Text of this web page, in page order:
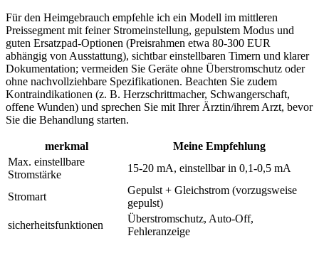
Für den ​Heimgebrauch ‌empfehle ich ⁣ein Modell im mittleren
‌Preissegment ⁤mit feiner Stromeinstellung, gepulstem Modus ‌und
guten Ersatzpad‑Optionen (Preisrahmen ⁣etwa 80-300 EUR
abhängig von Ausstattung), sichtbar einstellbaren‌ Timern und klarer
Dokumentation; ​vermeiden ‍Sie Geräte ‌ohne Überstromschutz oder
ohne‌ nachvollziehbare Spezifikationen. Beachten Sie zudem
⁣Kontraindikationen (z.‍ B. Herzschrittmacher, Schwangerschaft,
offene Wunden) und sprechen‌ Sie mit Ihrer Ärztin/ihrem Arzt, bevor
Sie die‌ Behandlung starten.⁣
merkmal
Meine ​Empfehlung
Max.⁢ einstellbare⁤
Stromstärke
15-20 mA, ⁣einstellbar in 0,1-0,5 mA
Stromart
Gepulst ⁢+ Gleichstrom⁣ (vorzugsweise
gepulst)
sicherheitsfunktionen
Überstromschutz, ⁤Auto-Off,
Fehleranzeige